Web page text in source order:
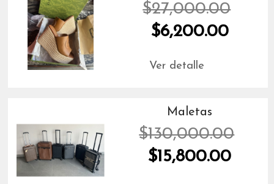
$27,000.00
$6,200.00
Ver detalle
Maletas
$130,000.00
$15,800.00